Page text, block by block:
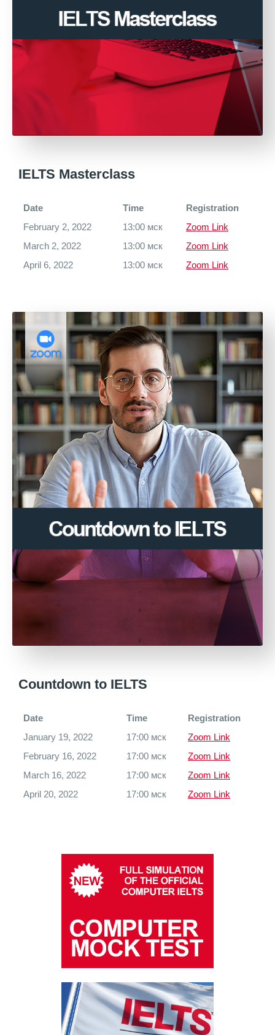
IELTS Masterclass
Date Time
Registration
February 2, 2022
13:00 мск
Zoom Link
March 2, 2022
13:00 мск
Zoom Link
April 6, 2022
13:00 мск Zoom Link
Countdown to IELTS
Date Time
Registration
January 19, 2022
17:00 мск
Zoom Link
February 16, 2022
17:00 мск
Zoom Link
March 16, 2022
17:00 мск
Zoom Link
April 20, 2022
17:00 мск Zoom Link